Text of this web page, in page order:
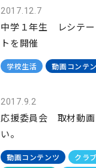
2017.12.7
中学１年生 レシテー
トを開催
学校生活 動画コンテ
2017.9.2
応援委員会 取材動画
い。
動画コンテンツ
クラ